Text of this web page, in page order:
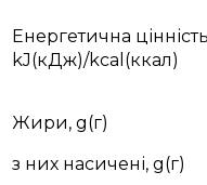
Енергетична
kJ(кДж)/kcal(ккал)
Жири, g(г)
з них насичені, g(г)